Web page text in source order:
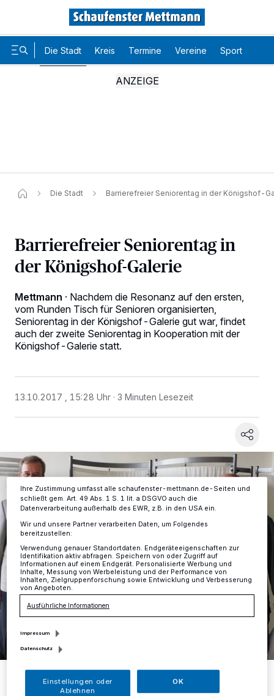
Die Stadt Kreis Termine Vereine Sport
Die Stadt Barrierefreier Seniorentag in der Königshof-
Barrierefreier Seniorentag in
der Königshof-Galerie
Mettmann · Nachdem die Resonanz auf den ersten,
vom Runden Tisch für Senioren organisierten,
Seniorentag in der Königshof-Galerie gut war, findet
auch der zweite Seniorentag in Kooperation mit der
Königshof-Galerie statt.
13.10.2017 , 15:28 Uhr 3 Minuten Lesezeit
Stefan Wigge, Dr. Hildegard Arnold, Astrid Bielemeier-Aschan,
Ulrike Kundt und Oliver Pahl (v.l.n.r.) werben für den zweiten
Seniorentag in der Königshof-Galerie.
personenbezogene Daten wie Browserdaten oder eindeutige
Tracking-Technologien für die unter „Wir und unsere Partner
verarbeiten Daten, um Ihnen Dienste bereitzustellen“ aufgeführten
Einstellungen oder Ablehnen am unteren Rand der Webseite klicken.
Ihre Einstellungen gelten innerhalb unseres Website. Weitere
Informationen finden Sie in unserer Datenschutzerklärung.
Ihre Zustimmung umfasst alle schaufenster-mettmann.de-Seiten und
schließt gem. Art. 49 Abs. 1 S. 1 lit. a DSGVO auch die
Datenverarbeitung außerhalb des EWR, z.B. in den USA ein.
Wir und unsere Partner verarbeiten Daten, um Folgendes
bereitzustellen:
Verwendung genauer Standortdaten. Endgeräteeigenschaften zur
Identifikation aktiv abfragen. Speichern von oder Zugriff auf
Informationen auf einem Endgerät. Personalisierte Werbung und
Inhalte, Messung von Werbeleistung und der Performance von
Inhalten, Zielgruppenforschung sowie Entwicklung und Verbesserung
von Angeboten.
Ausführliche Informationen
Impressum
Datenschutz
Einstellungen oder
Ablehnen
OK